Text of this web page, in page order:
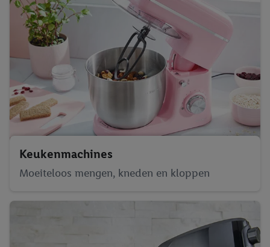
Keukenmachines
Moeiteloos mengen, kneden en kloppen